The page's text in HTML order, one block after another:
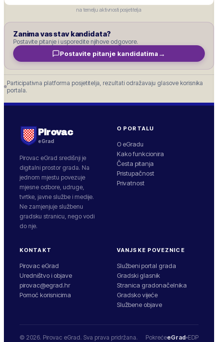
na temelju aktivnosti posjetitelja
Zanima vas stav kandidata?
Postavite pitanje i usporedite njihove odgovore.
Postavite pitanje kandidatima →
Participativna platforma posjetitelja, rezultati odražavaju glasove korisnika
portala.
Pirovac
eGrad
Pirovac eGrad središnji je
digitalni prostor grada. Na
jednom mjestu povezuje
mjesne odbore, udruge,
tvrtke, javne službe i medije.
Ne zamjenjuje službenu
gradsku stranicu, nego vodi
do nje.
O PORTALU
O eGradu
Kako funkcionira
Česta pitanja
Pristupačnost
Privatnost
KONTAKT
Pirovac eGrad
Uredništvo i objave
pirovac@egrad.hr
Pomoć korisnicima
VANJSKE POVEZNICE
Službeni portal grada
Gradski glasnik
Stranica gradonačelnika
Gradsko vijeće
Službene objave
© 2026. Pirovac eGrad. Sva prava pridržana. PokrećeeGrad EDP